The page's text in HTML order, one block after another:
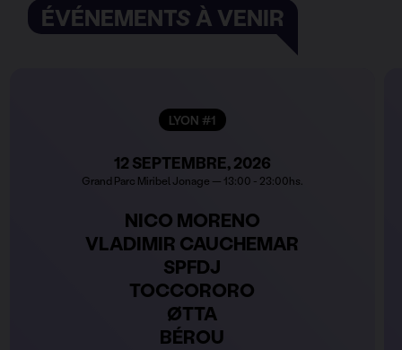
ÉVÉNEMENTS À VENIR
LYON #1
12 SEPTEMBRE, 2026
Grand Parc Miribel Jonage — 13:00 - 23:00hs.
NICO MORENO
VLADIMIR CAUCHEMAR
SPFDJ
TOCCORORO
ØTTA
BÉROU